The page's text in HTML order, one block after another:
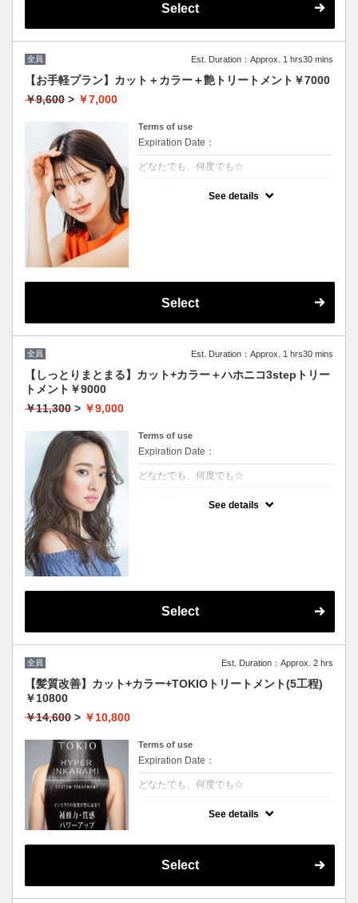
Select
全員 Est. Duration：Approx. 1 hrs30 mins
【お手軽プラン】カット＋カラー＋艶トリートメント￥7000
￥9,600 > ￥7,000
Terms of use
Expiration Date：
どなたでも、何度でも☆
See details
Select
全員 Est. Duration：Approx. 1 hrs30 mins
【しっとりまとまる】カット+カラー＋ハホニコ3stepトリー
トメント￥9000
￥11,300 > ￥9,000
Terms of use
Expiration Date：
どなたでも、何度でも☆
See details
Select
全員 Est. Duration：Approx. 2 hrs
【髪質改善】カット+カラー+TOKIOトリートメント(5工程)
￥10800
￥14,600 > ￥10,800
Terms of use
Expiration Date：
どなたでも、何度でも☆
ちます。本質的な「髪質ケア」で大人気！超
深くに浸透して定着
See details
Select